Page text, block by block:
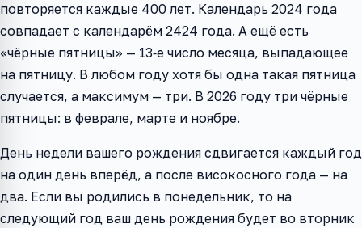
повторяется каждые 400 лет. Календарь 2024 года
совпадает с календарём 2424 года. А ещё есть
«чёрные пятницы» — 13‑е число месяца, выпадающее
на пятницу. В любом году хотя бы одна такая пятница
случается, а максимум — три. В 2026 году три чёрные
пятницы: в феврале, марте и ноябре.
День недели вашего рождения сдвигается каждый год
на один день вперёд, а после високосного года — на
два. Если вы родились в понедельник, то на
следующий год ваш день рождения будет во вторник